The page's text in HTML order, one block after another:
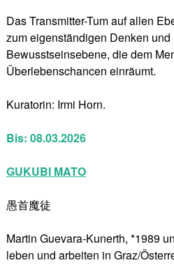
Das Transmitter-Tum auf allen
zum eigenständigen Denken
Bewusstseinsebene, die dem
Überlebenschancen einräumt.
Kuratorin: Irmi Horn.
Bis: 08.03.2026
GUKUBI MATO
愚首魔徒
Martin Guevara-Kunerth, *1989
leben und arbeiten in Graz/